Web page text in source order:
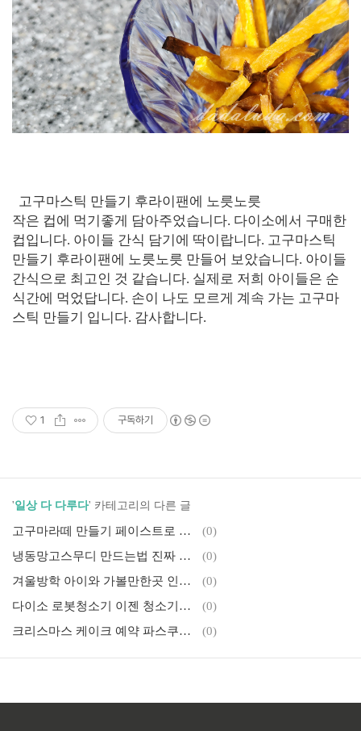
고구마스틱 만들기 후라이팬에 노릇노릇
작은 컵에 먹기좋게 담아주었습니다. 다이소에서 구매한
컵입니다. 아이들 간식 담기에 딱이랍니다. 고구마스틱
만들기 후라이팬에 노릇노릇 만들어 보았습니다. 아이들
간식으로 최고인 것 같습니다. 실제로 저희 아이들은 순
식간에 먹었답니다. 손이 나도 모르게 계속 가는 고구마
스틱 만들기 입니다. 감사합니다.
1 구독하기
'일상 다 다루다' 카테고리의 다른 글
고구마라떼 만들기 페이스트로 만드는법
(0)
냉동망고스무디 만드는법 진짜 맛있습니다
(0)
겨울방학 아이와 가볼만한곳 인천 국립생물자원관 무료로 관람가능해요
(0)
다이소 로봇청소기 이젠 청소기까지 나오네요!
(0)
크리스마스 케이크 예약 파스쿠찌에서!!
(0)